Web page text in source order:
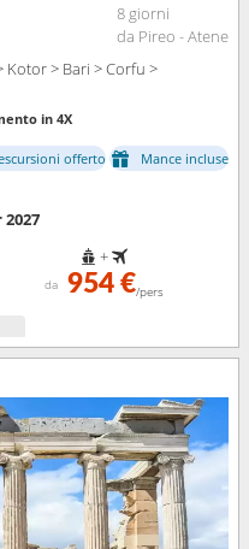
8 giorni
da Pireo - Atene
Kotor > Bari > Corfu >
in 4X
offerto
Mance incluse
2027
+
da 954 €/pers